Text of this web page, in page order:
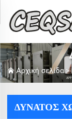
Αρχική σελίδα
ΔΥΝΑΤΌΣ